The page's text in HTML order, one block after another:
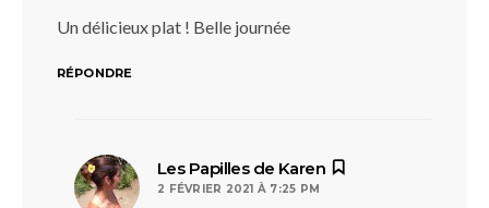
Un délicieux plat ! Belle journée
RÉPONDRE
Les Papilles de Karen
2 FÉVRIER 2021 À 7:25 PM